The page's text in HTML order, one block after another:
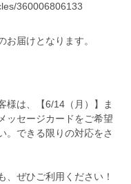
360006806133
お届けとなります。
様は、【6/14（月）】ま
ッセージカードをご希望
。できる限りの対応をさ
、ぜひご利用ください！